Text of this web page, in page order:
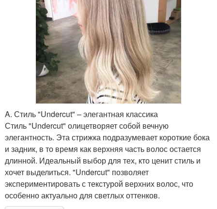
A. Стиль "Undercut" – элегантная классика
Стиль "Undercut" олицетворяет собой вечную
элегантность. Эта стрижка подразумевает короткие бока
и задник, в то время как верхняя часть волос остается
длинной. Идеальный выбор для тех, кто ценит стиль и
хочет выделиться. "Undercut" позволяет
экспериментировать с текстурой верхних волос, что
особенно актуально для светлых оттенков.